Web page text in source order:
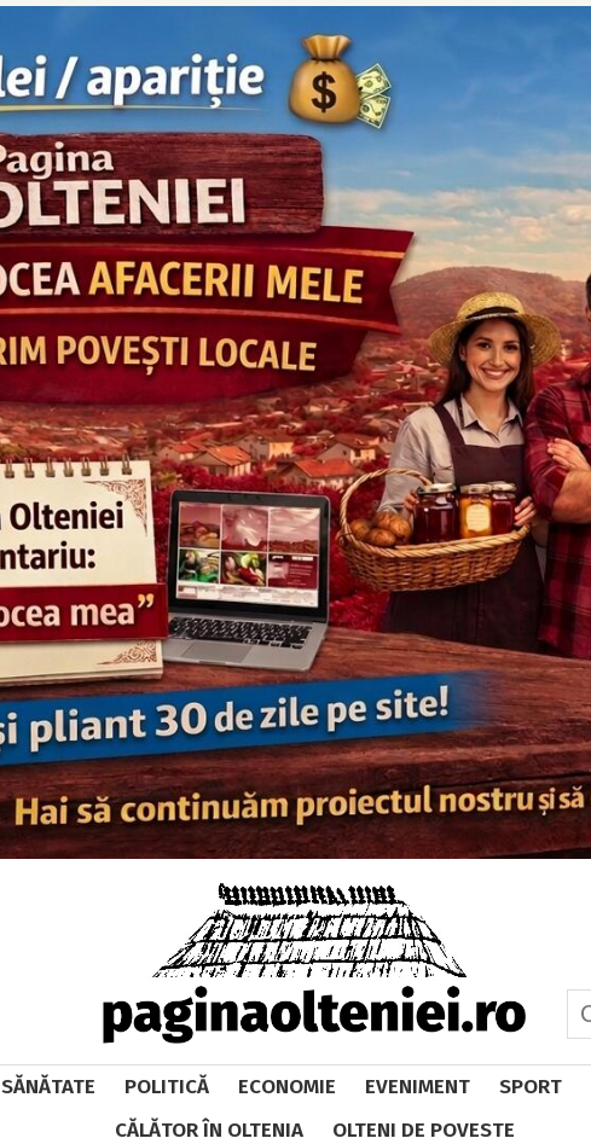
SĂNĂTATE POLITICĂ ECONOMIE EVENIMENT SPORT
CĂLĂTOR ÎN OLTENIA
OLTENI DE POVESTE